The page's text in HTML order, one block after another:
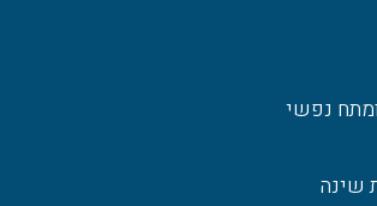
נפשי
שינה